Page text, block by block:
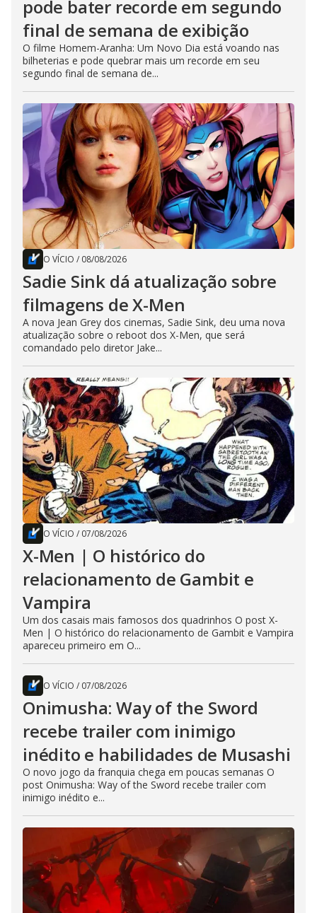
pode bater recorde em segundo
final de semana de exibição
O filme Homem-Aranha: Um Novo Dia está voando nas
bilheterias e pode quebrar mais um recorde em seu
segundo final de semana de...
O VÍCIO / 08/08/2026
Sadie Sink dá atualização sobre
filmagens de X-Men
A nova Jean Grey dos cinemas, Sadie Sink, deu uma nova
atualização sobre o reboot dos X-Men, que será
comandado pelo diretor Jake...
O VÍCIO / 07/08/2026
X-Men | O histórico do
relacionamento de Gambit e
Vampira
Um dos casais mais famosos dos quadrinhos O post X-
Men | O histórico do relacionamento de Gambit e Vampira
apareceu primeiro em O...
O VÍCIO / 07/08/2026
Onimusha: Way of the Sword
recebe trailer com inimigo
inédito e habilidades de Musashi
O novo jogo da franquia chega em poucas semanas O
post Onimusha: Way of the Sword recebe trailer com
inimigo inédito e...